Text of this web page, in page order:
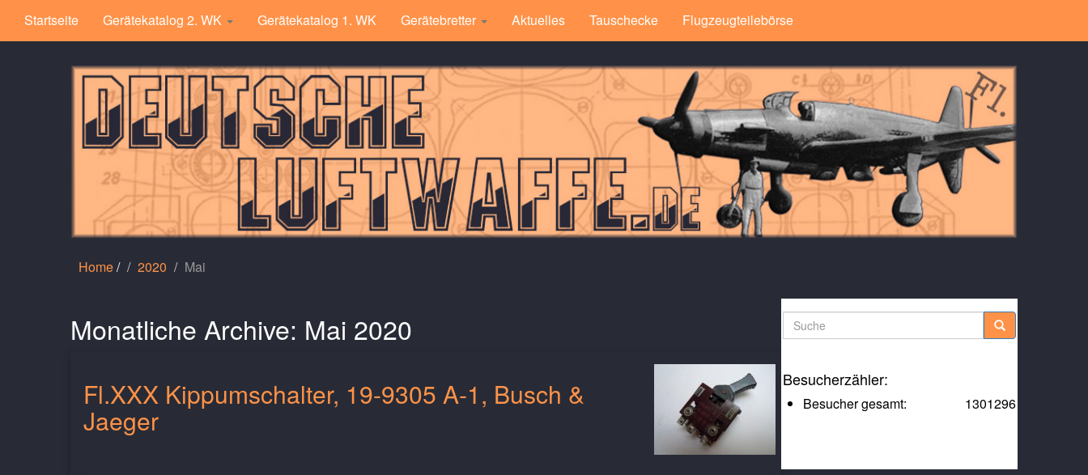
Startseite Gerätekatalog 2. WK Gerätekatalog 1. WK Gerätebretter Aktuelles Tauschecke Flugzeugteilebörse
Home/ 2020 Mai
Monatliche Archive: Mai 2020
Fl.XXX Kippumschalter, 19-9305 A-1, Busch &
Jaeger
Suche
Besucherzähler:
1301296
Besucher gesamt: